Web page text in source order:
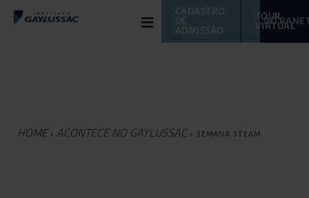
≡
CADASTRO
DE
ADMISSÃO
TOUR
VIRTUAL
HOME » ACONTECE NO GAYLUSSAC » SEMANA STEAM